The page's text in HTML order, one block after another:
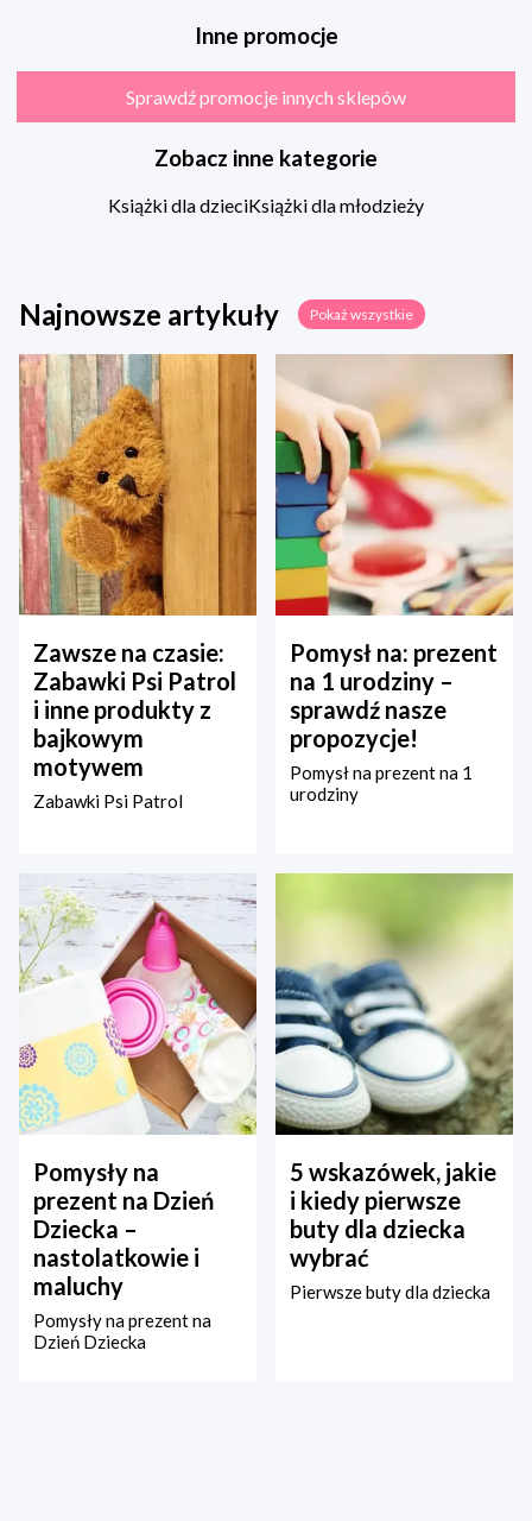
Inne promocje
Sprawdź promocje innych sklepów
Zobacz inne kategorie
Książki dla dzieciKsiążki dla młodzieży
Najnowsze artykuły Pokaż wszystkie
Zawsze na czasie:
Zabawki Psi Patrol
i inne produkty z
bajkowym
motywem
Zabawki Psi Patrol
Pomysł na: prezent
na 1 urodziny –
sprawdź nasze
propozycje!
Pomysł na prezent na 1
urodziny
Pomysły na
prezent na Dzień
Dziecka –
nastolatkowie i
maluchy
Pomysły na prezent na
Dzień Dziecka
5 wskazówek, jakie
i kiedy pierwsze
buty dla dziecka
wybrać
Pierwsze buty dla dziecka